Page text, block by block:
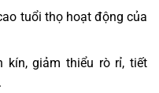
tuổi thọ hoạt động của
kín, giảm thiểu rò rỉ, tiết